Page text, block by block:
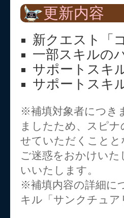
更新内容
新クエスト「
一部スキルの
サポートスキ
サポートスキ
※補填対象者につき
ましたため、スピ
せていただくことと
ご迷惑をおかけい
いいたします。
※補填内容の詳細に
キル「サンクチュ